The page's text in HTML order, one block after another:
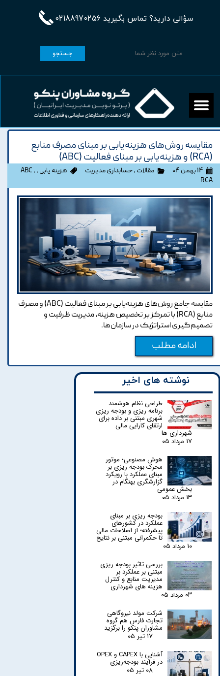
سؤالی دارید؟ تماس بگیرید 02188970256
جستجو
مقایسه روش‌های هزینه‌یابی بر مبنای مصرف منابع
(RCA) و هزینه‌یابی بر مبنای فعالیت (ABC)
۱۴ بهمن ۰۴ مقالات ،حسابداری مدیریت هزینه یابی ، ABC ،
RCA
مقایسه جامع روش‌های هزینه‌یابی بر مبنای فعالیت (ABC) و مصرف
منابع (RCA) با تمرکز بر تخصیص هزینه، مدیریت ظرفیت و
تصمیم‌گیری استراتژیک در سازمان‌ها.
ادامه مطلب
نوشته های اخیر
طراحی نظام هوشمند
برنامه ریزی و بودجه ریزی
شهری مبتنی بر داده برای
ارتقای کارایی مالی
شهرداری ها
۱۷ مرداد ۰۵
هوش مصنوعی؛ موتور
محرک بودجه ریزی بر
مبنای عملکرد با رویکرد
گزارشگری بهنگام در
بخش عمومی
۱۳ مرداد ۰۵
بودجه ریزی بر مبنای
عملکرد در کشورهای
پیشرفته؛ از اصلاحات مالی
تا حکمرانی مبتنی بر نتایج
۱۰ مرداد ۰۵
بررسی تاثیر بودجه ریزی
مبتنی بر عملکرد بر
مدیریت منابع و کنترل
هزینه های شهرداری
۰۳ مرداد ۰۵
شرکت مولد نیروگاهی
تجارت فارس هم گروه
مشاوران پنکو را برگزید
۱۷ تیر ۰۵
آشنایی با CAPEX و OPEX
در فرآیند بودجه‌ریزی
۰۸ تیر ۰۵